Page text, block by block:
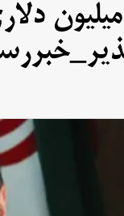
اولین پرداخت